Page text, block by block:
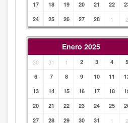
17
18 19 20 21 22
24
25 26 27 28 1 2
Enero 2025
30 31 1 2 3 4
5
6
7 8 9 10 11
13
14 15 16 17 18
20
21 22 23 24 25
27
28 29 30 31 1 2